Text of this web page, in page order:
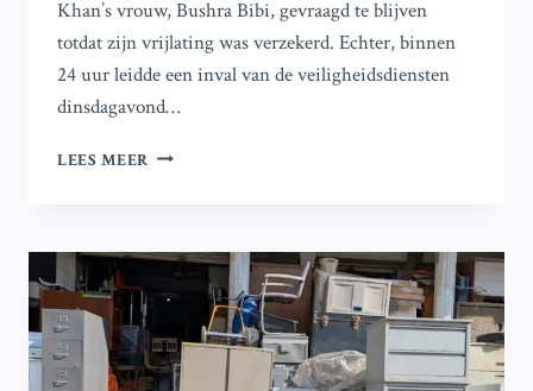
Khan’s vrouw, Bushra Bibi, gevraagd te blijven
totdat zijn vrijlating was verzekerd. Echter, binnen
24 uur leidde een inval van de veiligheidsdiensten
dinsdagavond…
LEES MEER WAT
STAPPEN
VOOR
IMRAN
KHAN’S
PTI
NA